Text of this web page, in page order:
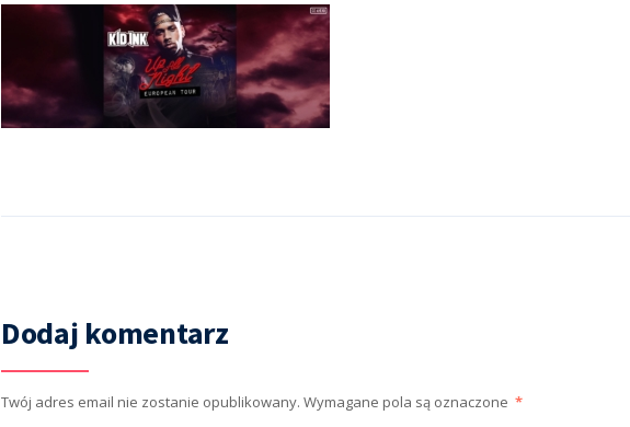
Dodaj komentarz
Twój adres email nie zostanie opublikowany. Wymagane pola są oznaczone *